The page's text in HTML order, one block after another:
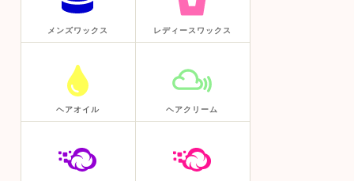
メンズワックス レディースワックス
ヘアオイル ヘアクリーム